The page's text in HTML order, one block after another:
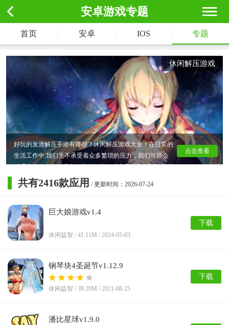
安卓游戏专题
首页 安卓 IOS 专题
休闲解压游戏
好玩的发泄解压手游有哪些？休闲解压游戏大全！在日常的
生活工作中,我们无不承受着众多繁琐的压力，我们可能会
能及时的将压力释放出去，可能还会影响我们的健康，快来
下载数码资源网下载玩玩~
点击查看
共有2416款应用 / 更新时间：2026-07-24
巨大娘游戏v1.4
休闲益智 / 41.11M / 2024-05-03
下载
钢琴块4圣诞节v1.12.9
休闲益智 / 39.29M / 2021-08-25
下载
潘比星球v1.9.0